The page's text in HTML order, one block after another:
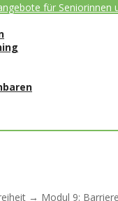
für Seniorinnen
→ Modul 9: